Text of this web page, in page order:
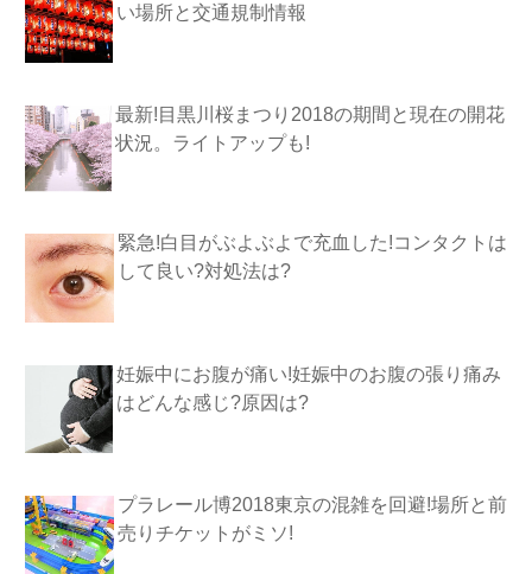
い場所と交通規制情報
最新!目黒川桜まつり2018の期間と現在の開花
状況。ライトアップも!
緊急!白目がぶよぶよで充血した!コンタクトは
して良い?対処法は?
妊娠中にお腹が痛い!妊娠中のお腹の張り痛み
はどんな感じ?原因は?
プラレール博2018東京の混雑を回避!場所と前
売りチケットがミソ!